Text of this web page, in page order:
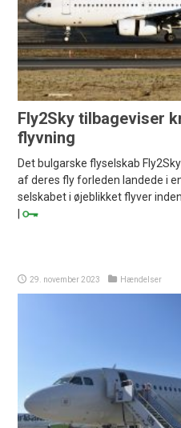
Fly2Sky tilbageviser
flyvning
Det bulgarske flyselskab
af deres fly forleden landede i
selskabet i øjeblikket flyver
|
29. november 2023 Hændelser